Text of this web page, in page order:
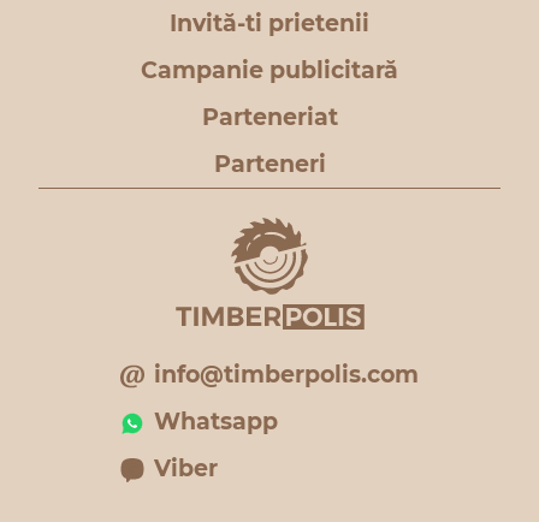
Invită-ti prietenii
Campanie publicitară
Parteneriat
Parteneri
info@timberpolis.com
Whatsapp
Viber